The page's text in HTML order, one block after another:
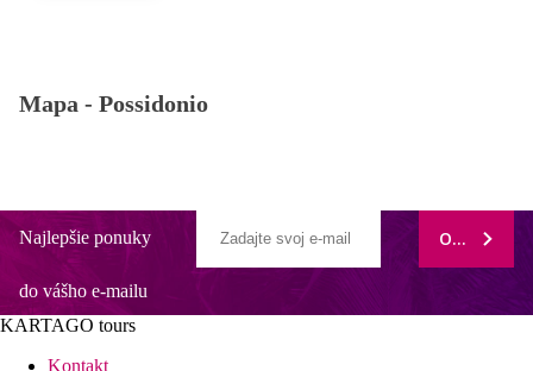
Mapa - Possidonio
Najlepšie ponuky
do vášho e-mailu
ODOBERAŤ
KARTAGO tours
Kontakt